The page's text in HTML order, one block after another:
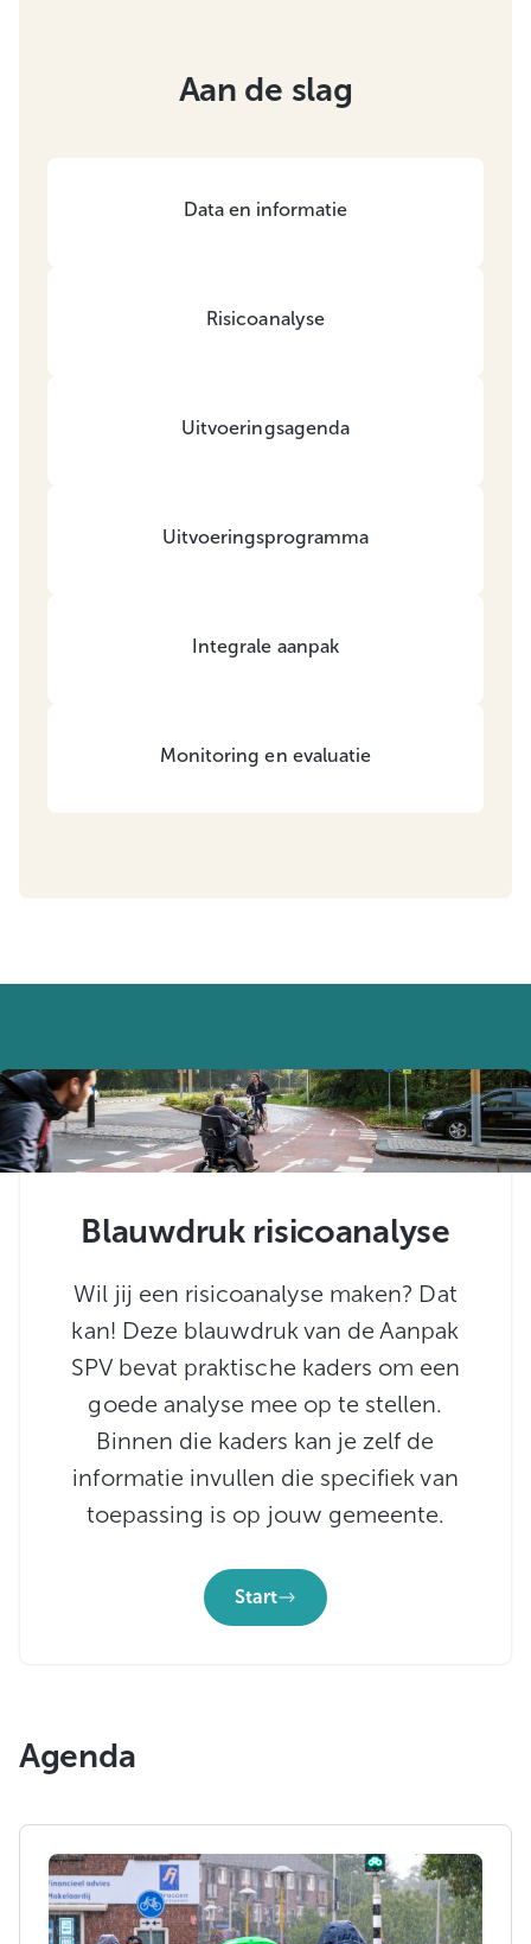
Aan de slag
Data en informatie
Risicoanalyse
Uitvoeringsagenda
Uitvoeringsprogramma
Integrale aanpak
Monitoring en evaluatie
Blauwdruk risicoanalyse
Wil jij een risicoanalyse maken? Dat
kan! Deze blauwdruk van de Aanpak
SPV bevat praktische kaders om een
goede analyse mee op te stellen.
Binnen die kaders kan je zelf de
informatie invullen die specifiek van
toepassing is op jouw gemeente.
Start
Agenda